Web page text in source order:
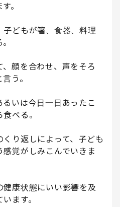
。
どもが箸、食器、料理
顔を合わせ、声をそろ
う。
いは今日一日あったこ
べる。
り返しによって、子ども
覚がしみこんでいきま
康状態にいい影響を及
ます。